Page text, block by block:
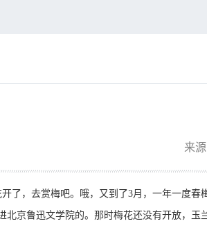
来
了，去赏梅吧。哦，又到了3月，一年一度
北京鲁迅文学院的。那时梅花还没有开放，